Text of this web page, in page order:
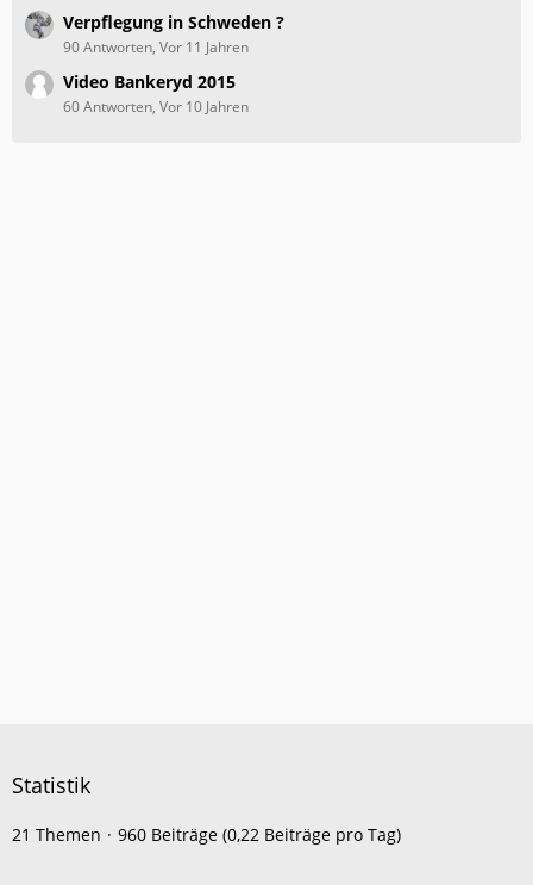
Verpflegung in Schweden ?
90 Antworten, Vor 11 Jahren
Video Bankeryd 2015
60 Antworten, Vor 10 Jahren
Statistik
21 Themen 960 Beiträge (0,22 Beiträge pro Tag)